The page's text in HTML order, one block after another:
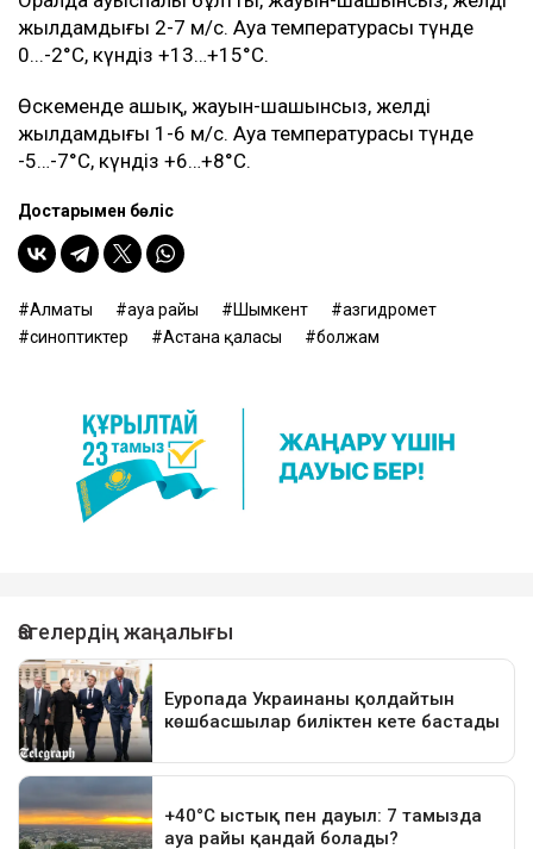
жылдамдығы 2-7 м/с. Ауа температурасы түнде
0...-2°C, күндіз +13…+15°C.
Өскеменде ашық, жауын-шашынсыз, желдің
жылдамдығы 1-6 м/с. Ауа температурасы түнде
-5…-7°C, күндіз +6…+8°C.
Достарыңмен бөліс
Алматы ауа райы Шымкент
Қазгидромет
синоптиктер
Астана қаласы болжам